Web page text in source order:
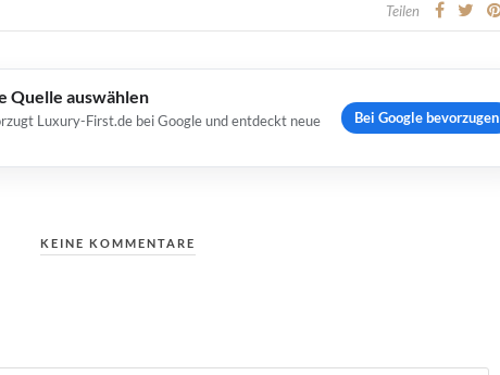
Teilen
Quelle auswählen
Luxury-First.de bei Google und entdeckt neue
Bei Google bevorzugen
KEINE KOMMENTARE